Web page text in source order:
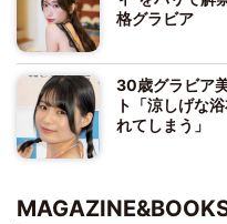
格グラビア
30歳グラビア
ト「涼しげな
れてしまう」